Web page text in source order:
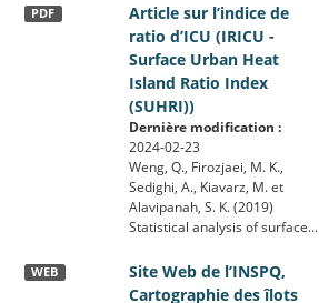
Article sur l’indice de
ratio d’ICU (IRICU -
Surface Urban Heat
Island Ratio Index
(SUHRI))
PDF
Dernière modification :
2024-02-23
Weng, Q., Firozjaei, M. K.,
Sedighi, A., Kiavarz, M. et
Alavipanah, S. K. (2019)
Statistical analysis of surface...
Site Web de l’INSPQ,
Cartographie des îlots
WEB